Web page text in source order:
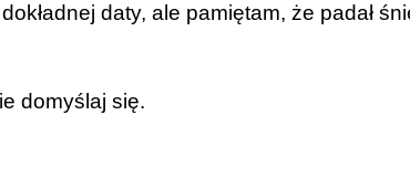
daty, ale pamiętam, że padał
domyślaj się.